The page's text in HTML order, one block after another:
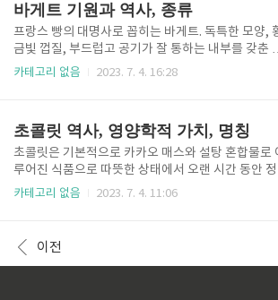
batta"라는 단어..
진 이름입니다. 프랑스어로 막대기나 몽둥이를 뜻한다
고 합니다. 정확한 유래는 밝혀지지 않았으나 가늘고
모양의 빵을 지칭하는 말로 바게트라는 단어가 사용된
것은 1920년대부터로 알려져 있습니다. 바게트는 프
스 법에 의해 밀가루, 물, 이스트, 소금만을 사용해 만
는 그대로 먹거나 버터나..
바게트 기원과 역사, 종류
프랑스 빵의 대명사로 꼽히는 바게트. 독특한 모양,
금빛 껍질, 부드럽고 공기가 잘 통하는 내부를 갖춘
게트는 단순한 빵 덩어리가 아니라 프랑스 요리의 숙
이다. 나폴레옹이 병사들을 위해 행군 시 바지 주머니
찔러 넣고 걷기 편하도록 길쭉한 모양의 빵을 고안해
는데 이로부터 바게트가 유래되었다는 설이다. 두 번
두 번째는 오스트리아 기원설로, 오스트리아의 팽 비
누아라는 빵에서 발전했다는 의견이다. 팽 비에누아는
콤하고 우유를 넣어 식감이 더 부드럽다. 팽 비에누아
1839년경(또는 1..
카테고리 없음 2023. 7. 4. 16:28
초콜릿 역사, 영양학적 가치, 명칭
초콜릿은 기본적으로 카카오 매스와 설탕 혼합물로
루어진 식품으로 따뜻한 상태에서 오랜 시간 동안
한 뒤 판 모양 틀에 굳혀서 만들어집니다. 초콜릿의 역
층의 전유물이었습니다. 1826년 네덜란드인 반 호텐
물에 녹는 카카오 분말을 발명한 데 이어, 1847년 영
카테고리 없음 2023. 7. 4. 11:06
이전